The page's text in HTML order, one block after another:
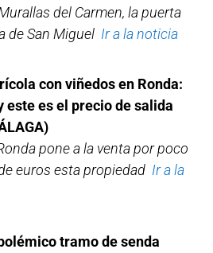
del Carmen, la puerta
de San Miguel Ir a la noticia
con viñedos en Ronda:
este es el precio de salida
pone a la venta por poco
euros esta propiedad Ir a la
tramo de senda